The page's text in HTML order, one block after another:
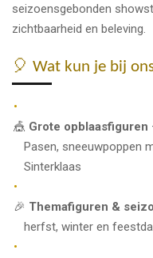
seizoensgebonden
zichtbaarheid en beleving.
🎈 Wat kun je bij
🎪 Grote opblaasfiguren
Pasen, sneeuwpoppen
Sinterklaas
🎉 Themafiguren &
herfst, winter en